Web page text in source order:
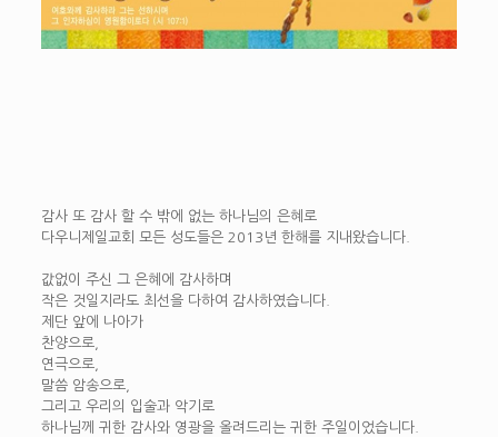
감사 또 감사 할 수 밖에 없는 하나님의 은혜로
다우니제일교회 모든 성도들은 2013년 한해를 지내왔습니다.
값없이 주신 그 은혜에 감사하며
작은 것일지라도 최선을 다하여 감사하였습니다.
제단 앞에 나아가
찬양으로,
연극으로,
말씀 암송으로,
그리고 우리의 입술과 악기로
하나님께 귀한 감사와 영광을 올려드리는 귀한 주일이었습니다.